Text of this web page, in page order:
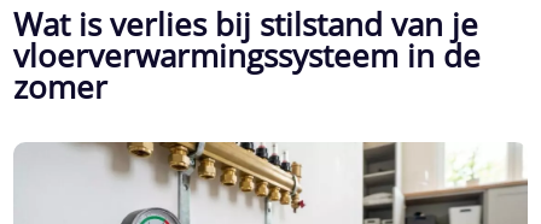
Wat is verlies bij stilstand van je
vloerverwarmingssysteem in de
zomer